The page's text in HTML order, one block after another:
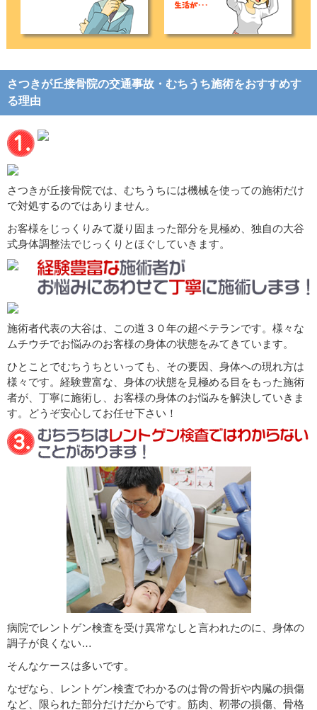
さつきが丘接骨院の交通事故・むちうち施術をおすすめす
る理由
さつきが丘接骨院では、むちうちには機械を使っての施術だけ
で対処するのではありません。
お客様をじっくりみて凝り固まった部分を見極め、独自の大谷
式身体調整法でじっくりとほぐしていきます。
施術者代表の大谷は、この道３０年の超ベテランです。様々な
ムチウチでお悩みのお客様の身体の状態をみてきています。
ひとことでむちうちといっても、その要因、身体への現れ方は
様々です。経験豊富な、身体の状態を見極める目をもった施術
者が、丁寧に施術し、お客様の身体のお悩みを解決していきま
す。どうぞ安心してお任せ下さい！
病院でレントゲン検査を受け異常なしと言われたのに、身体の
調子が良くない…
そんなケースは多いです。
なぜなら、レントゲン検査でわかるのは骨の骨折や内臓の損傷
など、限られた部分だけだからです。筋肉、靭帯の損傷、骨格